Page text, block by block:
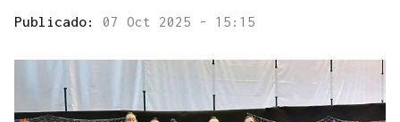
Publicado: 07 Oct 2025 - 15:15